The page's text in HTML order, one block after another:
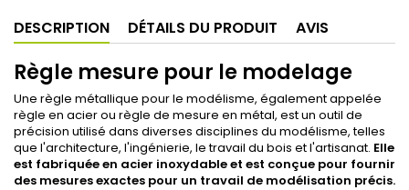
DESCRIPTION DÉTAILS DU PRODUIT AVIS
Règle mesure pour le modelage
Une règle métallique pour le modélisme, également appelée
règle en acier ou règle de mesure en métal, est un outil de
précision utilisé dans diverses disciplines du modélisme, telles
que l'architecture, l'ingénierie, le travail du bois et l'artisanat. Elle
est fabriquée en acier inoxydable et est conçue pour fournir
des mesures exactes pour un travail de modélisation précis.